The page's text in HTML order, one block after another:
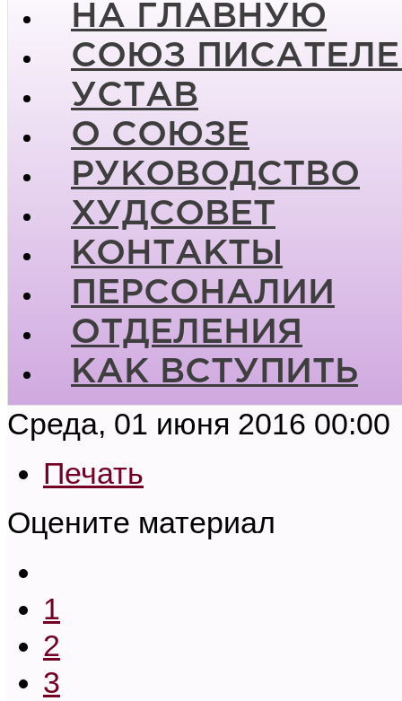
НА ГЛАВНУЮ
СОЮЗ
УСТАВ
О СОЮЗЕ
РУКОВОДСТВО
ХУДСОВЕТ
КОНТАКТЫ
ПЕРСОНАЛИИ
ОТДЕЛЕНИЯ
КАК ВСТУПИТЬ
Среда, 01 июня 2016 00:00
Печать
Оцените материал
1
2
3